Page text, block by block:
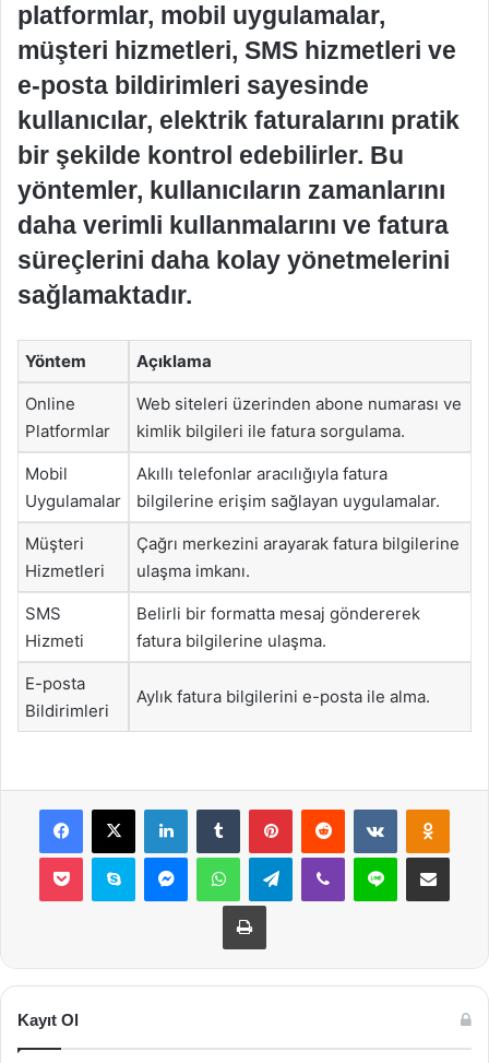
platformlar, mobil uygulamalar,
müşteri hizmetleri, SMS hizmetleri ve
e-posta bildirimleri sayesinde
kullanıcılar, elektrik faturalarını pratik
bir şekilde kontrol edebilirler. Bu
yöntemler, kullanıcıların zamanlarını
daha verimli kullanmalarını ve fatura
süreçlerini daha kolay yönetmelerini
sağlamaktadır.
Yöntem Açıklama
Online
Platformlar
Web siteleri üzerinden abone numarası ve
kimlik bilgileri ile fatura sorgulama.
Mobil
Uygulamalar
Akıllı telefonlar aracılığıyla fatura
bilgilerine erişim sağlayan uygulamalar.
Müşteri
Hizmetleri
Çağrı merkezini arayarak fatura bilgilerine
ulaşma imkanı.
SMS
Hizmeti
Belirli bir formatta mesaj göndererek
fatura bilgilerine ulaşma.
E-posta
Bildirimleri
Aylık fatura bilgilerini e-posta ile alma.
Facebook
X LinkedInTumblr PinterestReddit VKontakte
Pocket Skype MessengerWhatsAppTelegramViber Line E-Posta ile
Yazdır
Kayıt Ol